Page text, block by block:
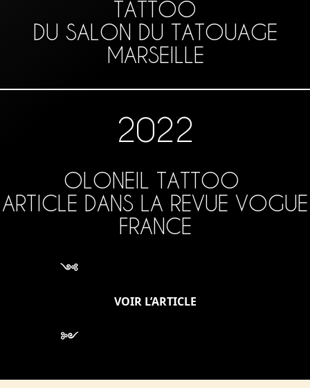
TATTOO
DU SALON DU TATOUAGE
MARSEILLE
2022
OLONEIL TATTOO
ARTICLE DANS LA REVUE VOGUE
FRANCE
VOIR L’ARTICLE